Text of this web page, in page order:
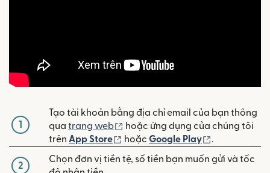
1
Tạo tài khoản bằng địa chỉ email của bạn thông
qua trang web (mở trong cửa sổ mới)
hoặc ứng dụng của chúng tôi
trên App Store (mở trong cửa sổ mới)
hoặc Google Play (mở trong
.
2
Chọn đơn vị tiền tệ, số tiền bạn muốn gửi và tốc